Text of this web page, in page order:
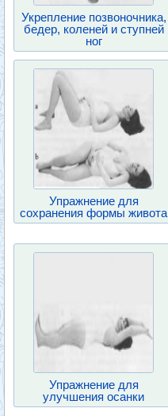
Укрепление позвоночника,
бедер, коленей и ступней
ног
Упражнение для
сохранения формы живота
Упражнение для
улучшения осанки